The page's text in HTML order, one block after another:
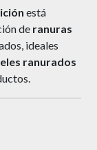
está
de ranuras
ideales
ranurados